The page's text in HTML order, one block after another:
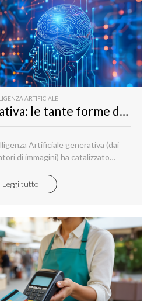
ARTIFICIALE
Oltre l’IA Generativa: le tante forme dell’Intelligenza Artificiale
Artificiale generativa (dai
di immagini) ha catalizzato
Leggi tutto